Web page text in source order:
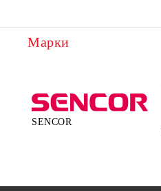
Марки
SENCOR